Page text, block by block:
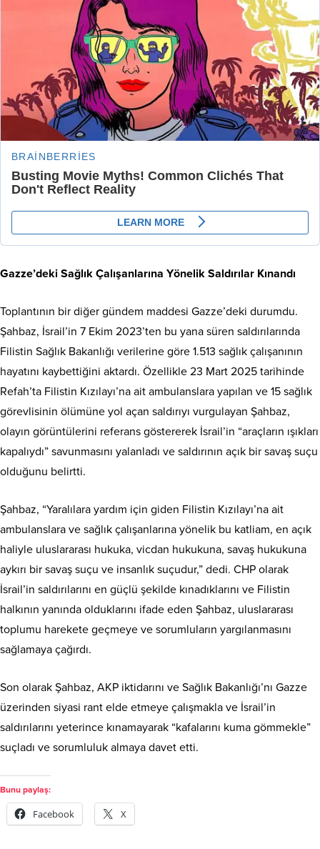
Gazze’deki Sağlık Çalışanlarına Yönelik Saldırılar Kınandı
Toplantının bir diğer gündem maddesi Gazze’deki durumdu.
Şahbaz, İsrail’in 7 Ekim 2023’ten bu yana süren saldırılarında
Filistin Sağlık Bakanlığı verilerine göre 1.513 sağlık çalışanının
hayatını kaybettiğini aktardı. Özellikle 23 Mart 2025 tarihinde
Refah’ta Filistin Kızılayı’na ait ambulanslara yapılan ve 15 sağlık
görevlisinin ölümüne yol açan saldırıyı vurgulayan Şahbaz,
olayın görüntülerini referans göstererek İsrail’in “araçların ışıkları
kapalıydı” savunmasını yalanladı ve saldırının açık bir savaş suçu
olduğunu belirtti.
Şahbaz, “Yaralılara yardım için giden Filistin Kızılayı’na ait
ambulanslara ve sağlık çalışanlarına yönelik bu katliam, en açık
haliyle uluslararası hukuka, vicdan hukukuna, savaş hukukuna
aykırı bir savaş suçu ve insanlık suçudur,” dedi. CHP olarak
İsrail’in saldırılarını en güçlü şekilde kınadıklarını ve Filistin
halkının yanında olduklarını ifade eden Şahbaz, uluslararası
toplumu harekete geçmeye ve sorumluların yargılanmasını
sağlamaya çağırdı.
Son olarak Şahbaz, AKP iktidarını ve Sağlık Bakanlığı’nı Gazze
üzerinden siyasi rant elde etmeye çalışmakla ve İsrail’in
saldırılarını yeterince kınamayarak “kafalarını kuma gömmekle”
suçladı ve sorumluluk almaya davet etti.
Bunu paylaş:
Facebook X